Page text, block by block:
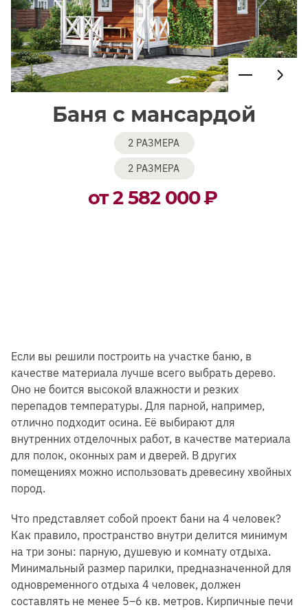
Баня с мансардой
2 РАЗМЕРА
2 РАЗМЕРА
от 2 582 000₽
Если вы решили построить на участке баню, в
качестве материала лучше всего выбрать дерево.
Оно не боится высокой влажности и резких
перепадов температуры. Для парной, например,
отлично подходит осина. Её выбирают для
внутренних отделочных работ, в качестве материала
для полок, оконных рам и дверей. В других
помещениях можно использовать древесину хвойных
пород.
Что представляет собой проект бани на 4 человек?
Как правило, пространство внутри делится минимум
на три зоны: парную, душевую и комнату отдыха.
Минимальный размер парилки, предназначенной для
одновременного отдыха 4 человек, должен
составлять не менее 5–6 кв. метров. Кирпичные печи